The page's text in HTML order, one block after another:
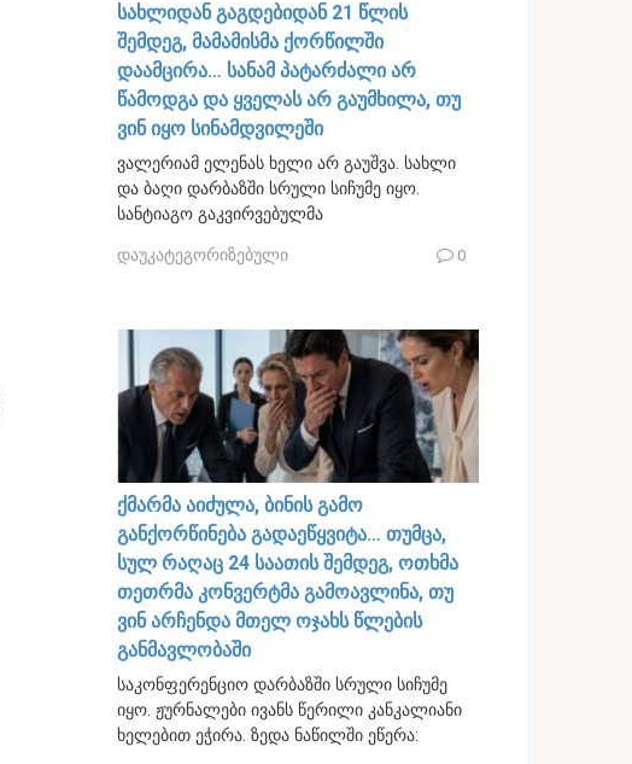
სახლიდან გაგდებიდან 21 წლის
შემდეგ, მამამისმა ქორწილში
დაამცირა… სანამ პატარძალი არ
წამოდგა და ყველას არ გაუმხილა, თუ
ვინ იყო სინამდვილეში
ვალერიამ ელენას ხელი არ გაუშვა. სახლი
და ბაღი დარბაზში სრული სიჩუმე იყო.
სანტიაგო გაკვირვებულმა
დაუკატეგორიზებული 0
ქმარმა აიძულა, ბინის გამო
განქორწინება გადაეწყვიტა… თუმცა,
სულ რაღაც 24 საათის შემდეგ, ოთხმა
თეთრმა კონვერტმა გამოავლინა, თუ
ვინ არჩენდა მთელ ოჯახს წლების
განმავლობაში
საკონფერენციო დარბაზში სრული სიჩუმე
იყო. ჟურნალები ივანს წერილი კანკალიანი
ხელებით ეჭირა. ზედა ნაწილში ეწერა: